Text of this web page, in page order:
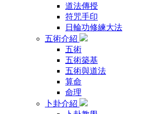
道法傳授
符咒手印
日輪功修練大法
五術介紹
五術
五術築基
五術與道法
算命
命理
卜卦介紹